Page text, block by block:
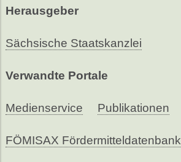
Herausgeber
Sächsische Staatskanzlei
Verwandte Portale
Medienservice Publikationen
FÖMISAX Fördermitteldatenbank